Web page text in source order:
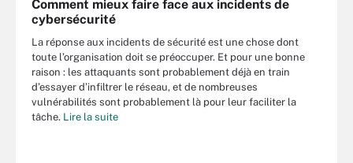
Comment mieux faire face aux incidents de
cybersécurité
La réponse aux incidents de sécurité est une chose dont
toute l’organisation doit se préoccuper. Et pour une bonne
raison : les attaquants sont probablement déjà en train
d’essayer d’infiltrer le réseau, et de nombreuses
vulnérabilités sont probablement là pour leur faciliter la
tâche. Lire la suite